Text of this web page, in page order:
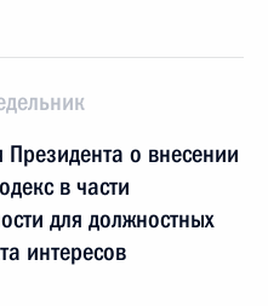
о внесении
в части
для должностных
интересов